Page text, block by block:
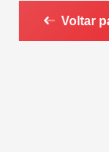
Voltar